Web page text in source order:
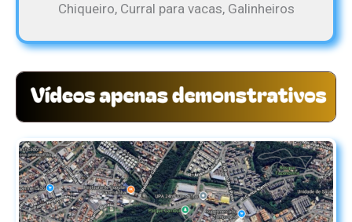
Chiqueiro, Curral para vacas, Galinheiros